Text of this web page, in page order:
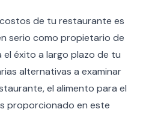
de tu restaurante es
serio como propietario de
éxito a largo plazo de tu
alternativas a examinar
el alimento para el
proporcionado en este